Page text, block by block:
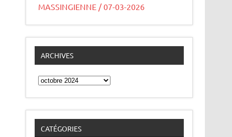
MASSINGIENNE / 07-03-2026
ARCHIVES
Archives
CATÉGORIES